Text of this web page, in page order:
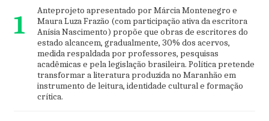
1
Anteprojeto apresentado por Márcia Montenegro e
Maura Luza Frazão (com participação ativa da escritora
Anísia Nascimento) propõe que obras de escritores do
estado alcancem, gradualmente, 30% dos acervos,
medida respaldada por professores, pesquisas
acadêmicas e pela legislação brasileira. Política pretende
transformar a literatura produzida no Maranhão em
instrumento de leitura, identidade cultural e formação
crítica.